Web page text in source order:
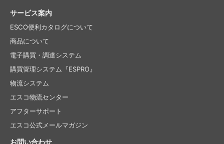
サービス案内
ESCO便利カタログについて
商品について
電子購買・調達システム
購買管理システム『ESPRO』
物流システム
エスコ物流センター
アフターサポート
エスコ公式メールマガジン
お問い合わせ